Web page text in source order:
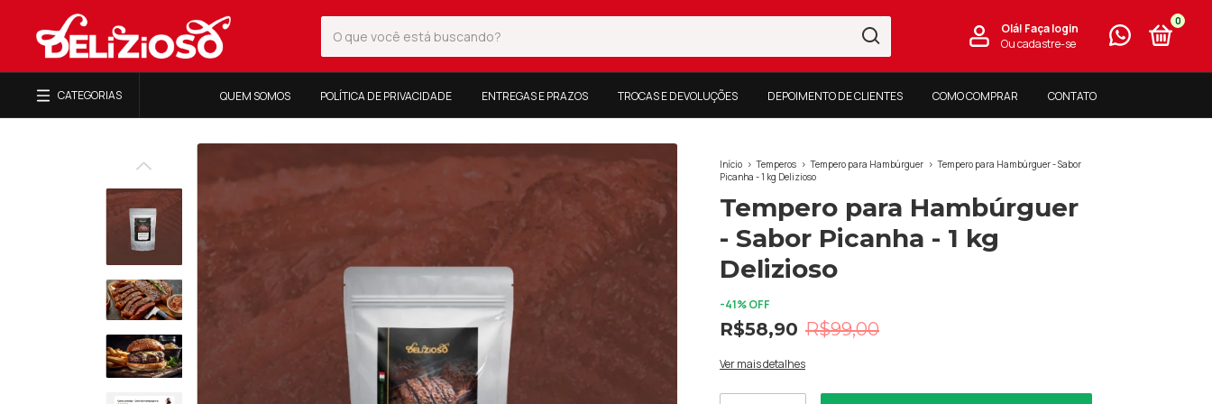
Olá! Faça login
Ou cadastre-se
0
CATEGORIAS QUEM SOMOS POLÍTICA DE PRIVACIDADE ENTREGAS E PRAZOS TROCAS E DEVOLUÇÕES DEPOIMENTO DE CLIENTES COMO COMPRAR CONTATO
Início > Temperos > Tempero para Hambúrguer > Tempero para Hambúrguer - Sabor
Picanha - 1 kg Delizioso
Tempero para Hambúrguer
- Sabor Picanha - 1 kg
Delizioso
-41% OFF
R$58,90 R$99,00
Ver mais detalhes